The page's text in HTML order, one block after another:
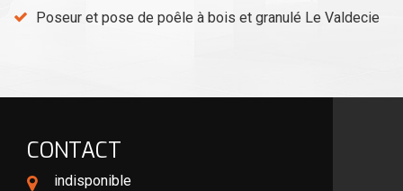
Poseur et pose de poêle à bois et granulé Le Valdecie
CONTACT
indisponible